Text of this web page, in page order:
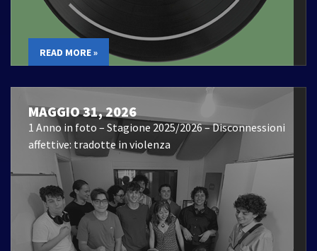
READ MORE »
MAGGIO 31, 2026
1 Anno in foto – Stagione 2025/2026 – Disconnessioni
affettive: tradotte in violenza